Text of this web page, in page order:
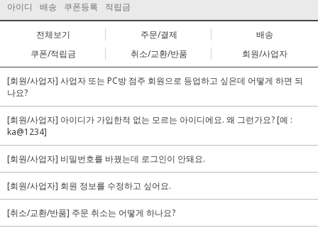
아이디
배송 쿠폰등록 적립금
전체보기 주문/결제
배송
쿠폰/적립금
취소/교환/반품 회원/사업자
[회원/사업자] 사업자 또는 PC방 점주 회원으로 등업하고 싶은데 어떻게 하면 되
나요?
[회원/사업자] 아이디가 가입한적 없는 모르는 아이디에요. 왜 그런가요? [예 :
ka@1234]
[회원/사업자] 비밀번호를 바꿨는데 로그인이 안돼요.
[회원/사업자] 회원 정보를 수정하고 싶어요.
[취소/교환/반품] 주문 취소는 어떻게 하나요?